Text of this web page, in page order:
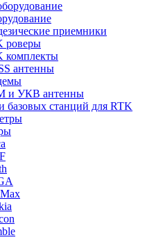
приемники
роверы
комплекты
антенны
и УКВ антенны
базовых станций для RTK